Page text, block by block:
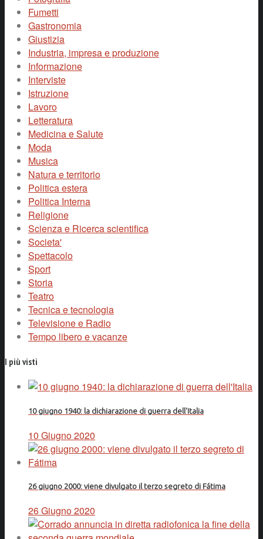
Fumetti
Gastronomia
Giustizia
Industria, impresa e produzione
Informazione
Interviste
Istruzione
Lavoro
Letteratura
Medicina e Salute
Moda
Musica
Natura e territorio
Politica estera
Politica Interna
Religione
Scienza e Ricerca scientifica
Societa'
Spettacolo
Sport
Storia
Teatro
Tecnica e tecnologia
Televisione e Radio
Tempo libero e vacanze
I più visti
10 giugno 1940: la dichiarazione di guerra dell'Italia
10 Giugno 2020
26 giugno 2000: viene divulgato il terzo segreto di Fátima
26 Giugno 2020